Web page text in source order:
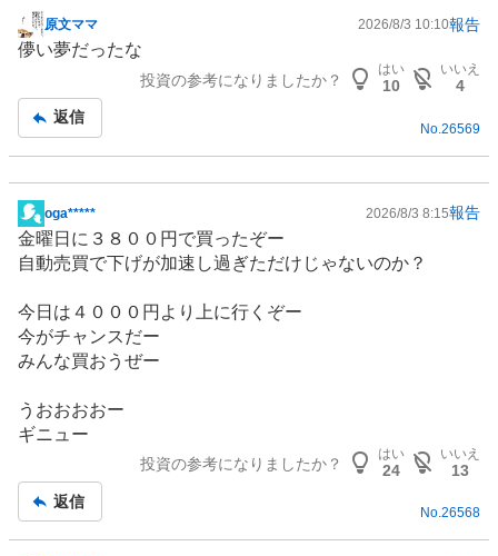
掲
示
事
原文ママ 2026/8/3 10:10報告
儚い夢だったな
投資の参考になりましたか？
はい
10
いいえ
4
返信
No. 26569
掲
示
板
事
oga***** 2026/8/3 8:15報告
金曜日に３８００円で買ったぞー
自動売買で下げが加速し過ぎただけじゃないのか？
今日は４０００円より上に行くぞー
今がチャンスだー
みんな買おうぜー
うおおおおー
ギニュー
投資の参考になりましたか？
はい
24
いいえ
13
返信
No.26568